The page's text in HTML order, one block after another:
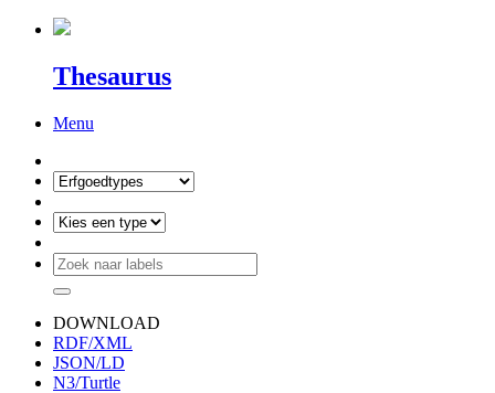
Thesaurus
Menu
DOWNLOAD
RDF/XML
JSON/LD
N3/Turtle